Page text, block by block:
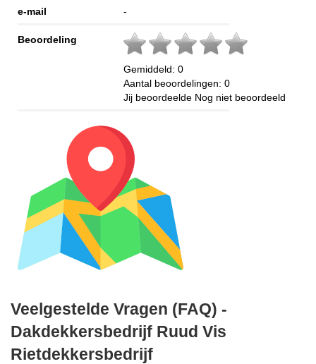
e-mail -
Beoordeling
Gemiddeld: 0
Aantal beoordelingen: 0
Jij beoordeelde Nog niet beoordeeld
Veelgestelde Vragen (FAQ) -
Dakdekkersbedrijf Ruud Vis
Rietdekkersbedrijf